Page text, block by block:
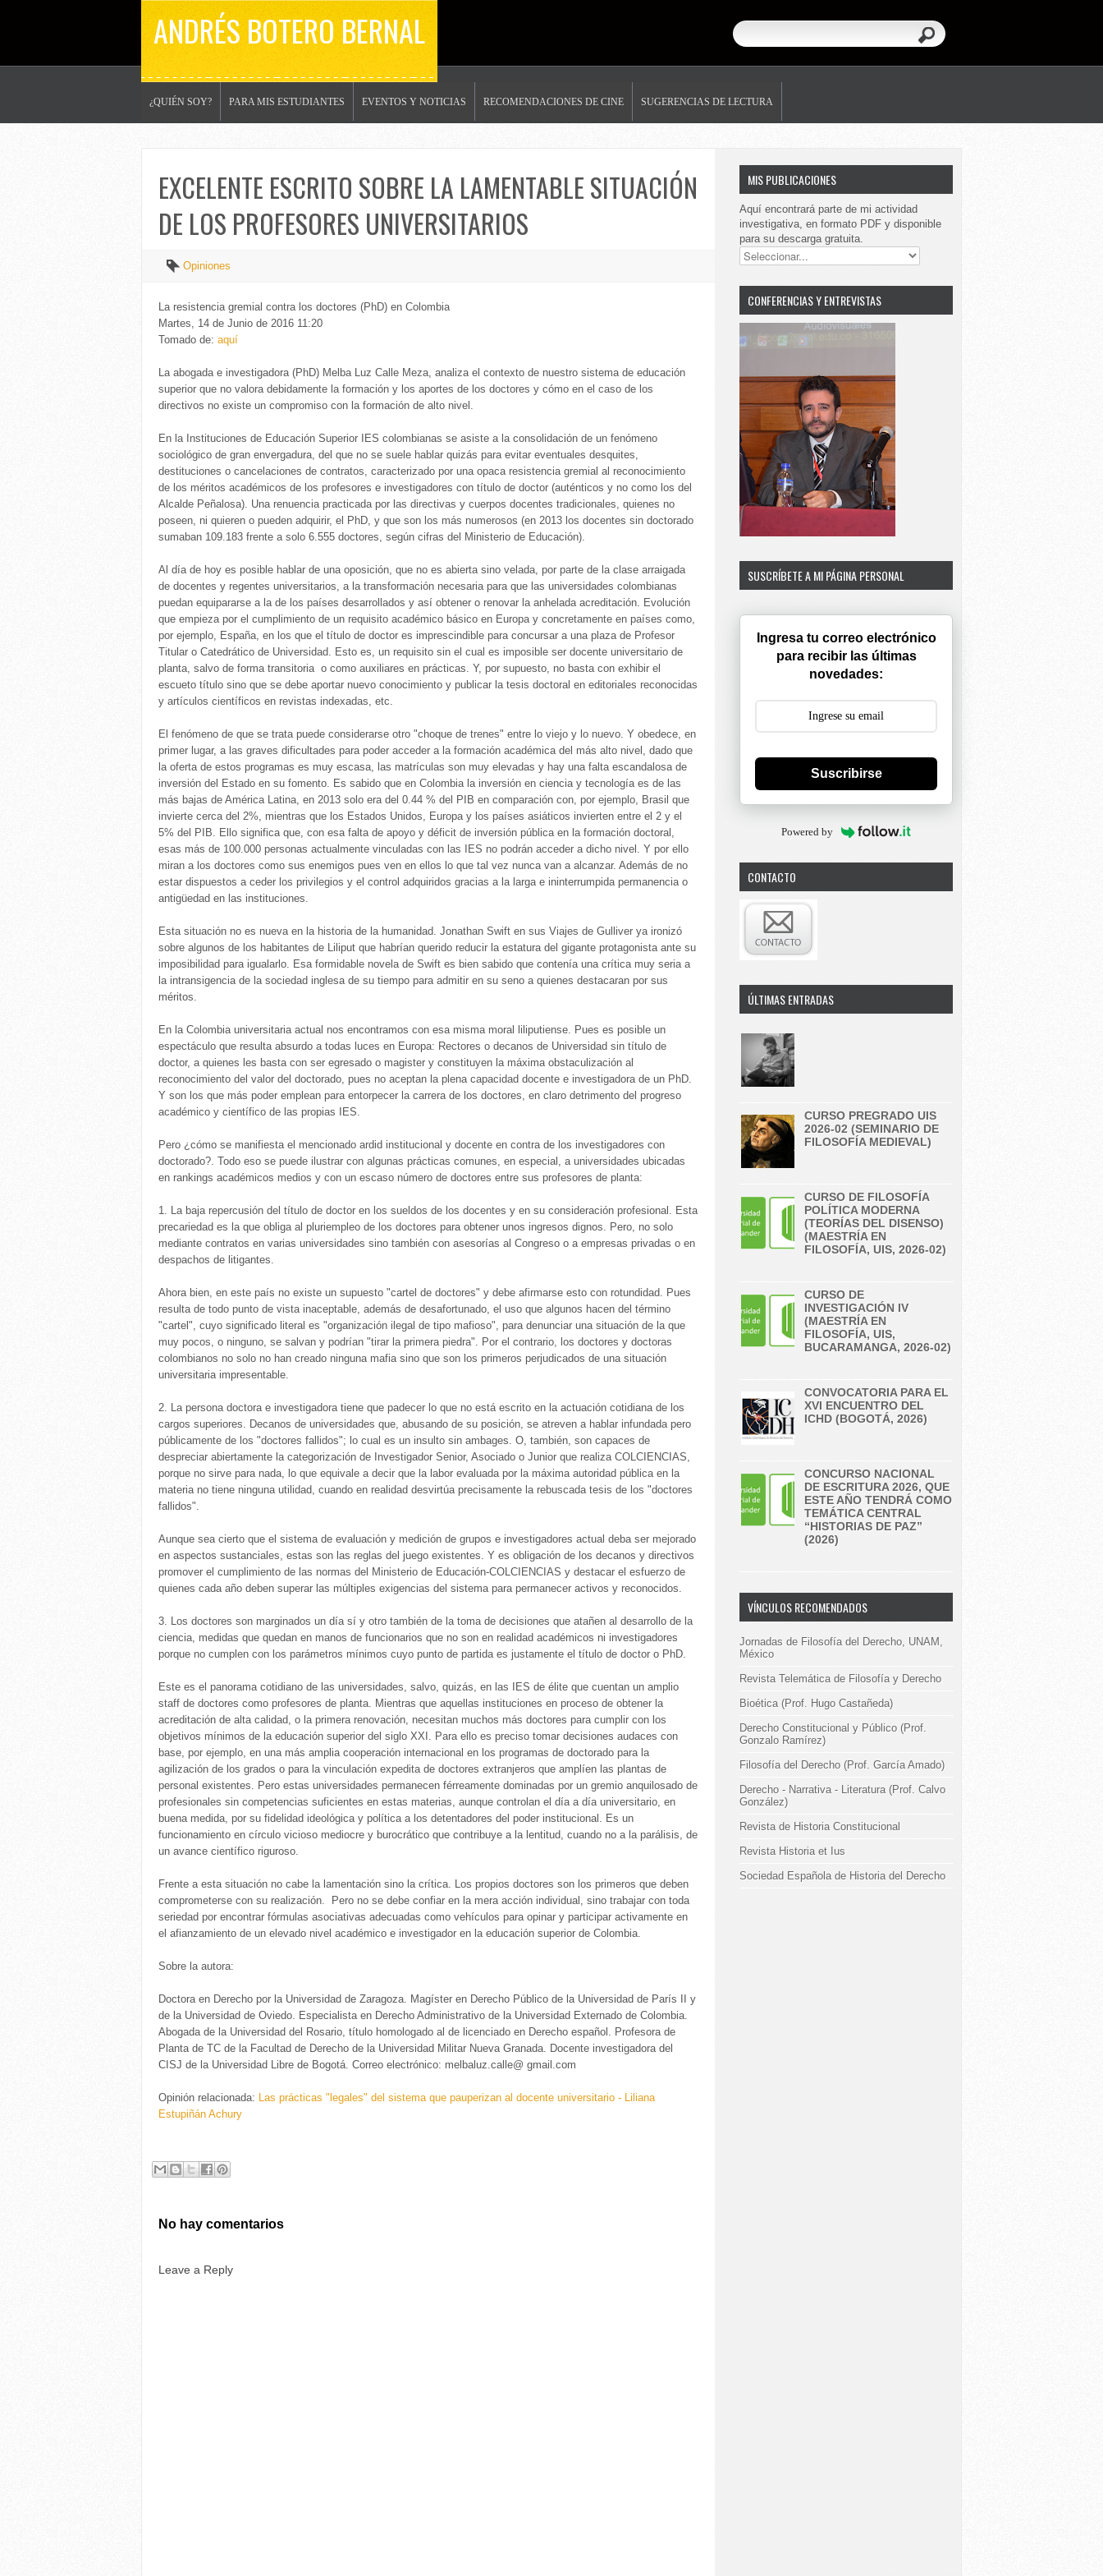
ANDRÉS BOTERO BERNAL
¿QUIÉN SOY? PARA MIS ESTUDIANTES EVENTOS Y NOTICIAS RECOMENDACIONES DE CINE SUGERENCIAS DE LECTURA
EXCELENTE ESCRITO SOBRE LA LAMENTABLE SITUACIÓN
DE LOS PROFESORES UNIVERSITARIOS
Opiniones
La resistencia gremial contra los doctores (PhD) en Colombia
Martes, 14 de Junio de 2016 11:20
Tomado de: aquí
La abogada e investigadora (PhD) Melba Luz Calle Meza, analiza el contexto de nuestro sistema de educación
superior que no valora debidamente la formación y los aportes de los doctores y cómo en el caso de los
directivos no existe un compromiso con la formación de alto nivel.
En la Instituciones de Educación Superior IES colombianas se asiste a la consolidación de un fenómeno
sociológico de gran envergadura, del que no se suele hablar quizás para evitar eventuales desquites,
destituciones o cancelaciones de contratos, caracterizado por una opaca resistencia gremial al reconocimiento
de los méritos académicos de los profesores e investigadores con título de doctor (auténticos y no como los del
Alcalde Peñalosa). Una renuencia practicada por las directivas y cuerpos docentes tradicionales, quienes no
poseen, ni quieren o pueden adquirir, el PhD, y que son los más numerosos (en 2013 los docentes sin doctorado
sumaban 109.183 frente a solo 6.555 doctores, según cifras del Ministerio de Educación).
Al día de hoy es posible hablar de una oposición, que no es abierta sino velada, por parte de la clase arraigada
de docentes y regentes universitarios, a la transformación necesaria para que las universidades colombianas
puedan equipararse a la de los países desarrollados y así obtener o renovar la anhelada acreditación. Evolución
que empieza por el cumplimiento de un requisito académico básico en Europa y concretamente en países como,
por ejemplo, España, en los que el título de doctor es imprescindible para concursar a una plaza de Profesor
Titular o Catedrático de Universidad. Esto es, un requisito sin el cual es imposible ser docente universitario de
planta, salvo de forma transitoria o como auxiliares en prácticas. Y, por supuesto, no basta con exhibir el
escueto título sino que se debe aportar nuevo conocimiento y publicar la tesis doctoral en editoriales reconocidas
y artículos científicos en revistas indexadas, etc.
El fenómeno de que se trata puede considerarse otro "choque de trenes" entre lo viejo y lo nuevo. Y obedece, en
primer lugar, a las graves dificultades para poder acceder a la formación académica del más alto nivel, dado que
la oferta de estos programas es muy escasa, las matrículas son muy elevadas y hay una falta escandalosa de
inversión del Estado en su fomento. Es sabido que en Colombia la inversión en ciencia y tecnología es de las
más bajas de América Latina, en 2013 solo era del 0.44 % del PIB en comparación con, por ejemplo, Brasil que
invierte cerca del 2%, mientras que los Estados Unidos, Europa y los países asiáticos invierten entre el 2 y el
5% del PIB. Ello significa que, con esa falta de apoyo y déficit de inversión pública en la formación doctoral,
esas más de 100.000 personas actualmente vinculadas con las IES no podrán acceder a dicho nivel. Y por ello
miran a los doctores como sus enemigos pues ven en ellos lo que tal vez nunca van a alcanzar. Además de no
estar dispuestos a ceder los privilegios y el control adquiridos gracias a la larga e ininterrumpida permanencia o
antigüedad en las instituciones.
Esta situación no es nueva en la historia de la humanidad. Jonathan Swift en sus Viajes de Gulliver ya ironizó
sobre algunos de los habitantes de Liliput que habrían querido reducir la estatura del gigante protagonista ante su
imposibilidad para igualarlo. Esa formidable novela de Swift es bien sabido que contenía una crítica muy seria a
la intransigencia de la sociedad inglesa de su tiempo para admitir en su seno a quienes destacaran por sus
méritos.
En la Colombia universitaria actual nos encontramos con esa misma moral liliputiense. Pues es posible un
espectáculo que resulta absurdo a todas luces en Europa: Rectores o decanos de Universidad sin título de
doctor, a quienes les basta con ser egresado o magister y constituyen la máxima obstaculización al
reconocimiento del valor del doctorado, pues no aceptan la plena capacidad docente e investigadora de un PhD.
Y son los que más poder emplean para entorpecer la carrera de los doctores, en claro detrimento del progreso
académico y científico de las propias IES.
Pero ¿cómo se manifiesta el mencionado ardid institucional y docente en contra de los investigadores con
doctorado?. Todo eso se puede ilustrar con algunas prácticas comunes, en especial, a universidades ubicadas
en rankings académicos medios y con un escaso número de doctores entre sus profesores de planta:
1. La baja repercusión del título de doctor en los sueldos de los docentes y en su consideración profesional. Esta
precariedad es la que obliga al pluriempleo de los doctores para obtener unos ingresos dignos. Pero, no solo
mediante contratos en varias universidades sino también con asesorías al Congreso o a empresas privadas o en
despachos de litigantes.
Ahora bien, en este país no existe un supuesto "cartel de doctores" y debe afirmarse esto con rotundidad. Pues
resulta de todo punto de vista inaceptable, además de desafortunado, el uso que algunos hacen del término
"cartel", cuyo significado literal es "organización ilegal de tipo mafioso", para denunciar una situación de la que
muy pocos, o ninguno, se salvan y podrían "tirar la primera piedra". Por el contrario, los doctores y doctoras
colombianos no solo no han creado ninguna mafia sino que son los primeros perjudicados de una situación
universitaria impresentable.
2. La persona doctora e investigadora tiene que padecer lo que no está escrito en la actuación cotidiana de los
cargos superiores. Decanos de universidades que, abusando de su posición, se atreven a hablar infundada pero
públicamente de los "doctores fallidos"; lo cual es un insulto sin ambages. O, también, son capaces de
despreciar abiertamente la categorización de Investigador Senior, Asociado o Junior que realiza COLCIENCIAS,
porque no sirve para nada, lo que equivale a decir que la labor evaluada por la máxima autoridad pública en la
materia no tiene ninguna utilidad, cuando en realidad desvirtúa precisamente la rebuscada tesis de los "doctores
fallidos".
Aunque sea cierto que el sistema de evaluación y medición de grupos e investigadores actual deba ser mejorado
en aspectos sustanciales, estas son las reglas del juego existentes. Y es obligación de los decanos y directivos
promover el cumplimiento de las normas del Ministerio de Educación-COLCIENCIAS y destacar el esfuerzo de
quienes cada año deben superar las múltiples exigencias del sistema para permanecer activos y reconocidos.
3. Los doctores son marginados un día sí y otro también de la toma de decisiones que atañen al desarrollo de la
ciencia, medidas que quedan en manos de funcionarios que no son en realidad académicos ni investigadores
porque no cumplen con los parámetros mínimos cuyo punto de partida es justamente el título de doctor o PhD.
Este es el panorama cotidiano de las universidades, salvo, quizás, en las IES de élite que cuentan un amplio
staff de doctores como profesores de planta. Mientras que aquellas instituciones en proceso de obtener la
acreditación de alta calidad, o la primera renovación, necesitan muchos más doctores para cumplir con los
objetivos mínimos de la educación superior del siglo XXI. Para ello es preciso tomar decisiones audaces con
base, por ejemplo, en una más amplia cooperación internacional en los programas de doctorado para la
agilización de los grados o para la vinculación expedita de doctores extranjeros que amplíen las plantas de
personal existentes. Pero estas universidades permanecen férreamente dominadas por un gremio anquilosado de
profesionales sin competencias suficientes en estas materias, aunque controlan el día a día universitario, en
buena medida, por su fidelidad ideológica y política a los detentadores del poder institucional. Es un
funcionamiento en círculo vicioso mediocre y burocrático que contribuye a la lentitud, cuando no a la parálisis, de
un avance científico riguroso.
Frente a esta situación no cabe la lamentación sino la crítica. Los propios doctores son los primeros que deben
comprometerse con su realización. Pero no se debe confiar en la mera acción individual, sino trabajar con toda
seriedad por encontrar fórmulas asociativas adecuadas como vehículos para opinar y participar activamente en
el afianzamiento de un elevado nivel académico e investigador en la educación superior de Colombia.
Sobre la autora:
Doctora en Derecho por la Universidad de Zaragoza. Magíster en Derecho Público de la Universidad de París II y
de la Universidad de Oviedo. Especialista en Derecho Administrativo de la Universidad Externado de Colombia.
Abogada de la Universidad del Rosario, título homologado al de licenciado en Derecho español. Profesora de
Planta de TC de la Facultad de Derecho de la Universidad Militar Nueva Granada. Docente investigadora del
CISJ de la Universidad Libre de Bogotá. Correo electrónico: melbaluz.calle@ gmail.com
Opinión relacionada: Las prácticas "legales" del sistema que pauperizan al docente universitario - Liliana
Estupiñán Achury
No hay comentarios
Leave a Reply
MIS PUBLICACIONES
Aquí encontrará parte de mi actividad
investigativa, en formato PDF y disponible
para su descarga gratuita.
CONFERENCIAS Y ENTREVISTAS
SUSCRÍBETE A MI PÁGINA PERSONAL
Ingresa tu correo electrónico
para recibir las últimas
novedades:
Suscribirse
Powered by
CONTACTO
ÚLTIMAS ENTRADAS
CURSO PREGRADO UIS
2026-02 (SEMINARIO DE
FILOSOFÍA MEDIEVAL)
CURSO DE FILOSOFÍA
POLÍTICA MODERNA
(TEORÍAS DEL DISENSO)
(MAESTRÍA EN
FILOSOFÍA, UIS, 2026-02)
CURSO DE
INVESTIGACIÓN IV
(MAESTRÍA EN
FILOSOFÍA, UIS,
BUCARAMANGA, 2026-02)
CONVOCATORIA PARA EL
XVI ENCUENTRO DEL
ICHD (BOGOTÁ, 2026)
CONCURSO NACIONAL
DE ESCRITURA 2026, QUE
ESTE AÑO TENDRÁ COMO
TEMÁTICA CENTRAL
“HISTORIAS DE PAZ”
(2026)
VÍNCULOS RECOMENDADOS
Jornadas de Filosofía del Derecho, UNAM,
México
Revista Telemática de Filosofía y Derecho
Bioética (Prof. Hugo Castañeda)
Derecho Constitucional y Público (Prof.
Gonzalo Ramírez)
Filosofía del Derecho (Prof. García Amado)
Derecho - Narrativa - Literatura (Prof. Calvo
González)
Revista de Historia Constitucional
Revista Historia et Ius
Sociedad Española de Historia del Derecho